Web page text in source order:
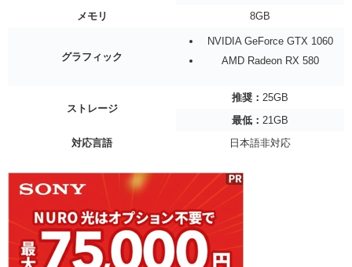
メモリ 8GB
グラフィック
NVIDIA GeForce GTX 1060
AMD Radeon RX 580
ストレージ
推奨： 25GB
最低： 21GB
対応言語
日本語非対応